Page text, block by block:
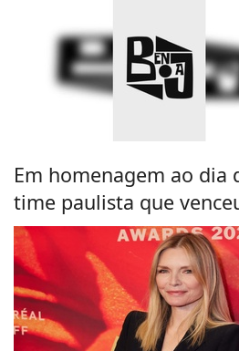
Em homenagem ao dia
time paulista que